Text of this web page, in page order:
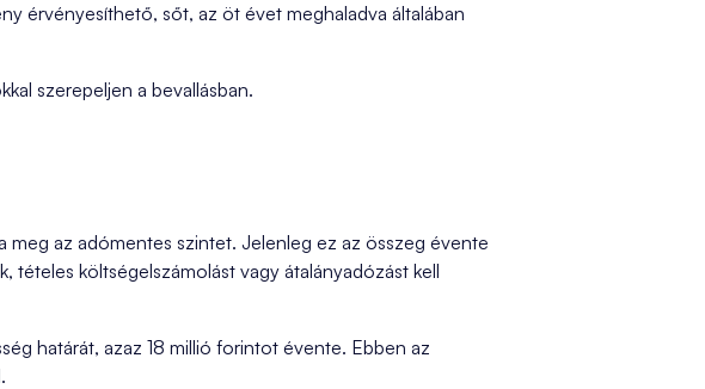
érvényesíthető, sőt, az öt évet meghaladva általában
szerepeljen a bevallásban.
az adómentes szintet. Jelenleg ez az összeg évente
költségelszámolást vagy átalányadózást kell
határát, azaz 18 millió forintot évente. Ebben az